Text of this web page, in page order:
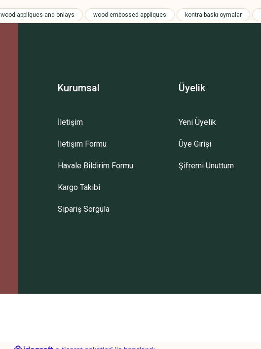
Bu ürüne ilk yorumu siz yapın!
Gönder
wood appliques and onlays wood embossed appliques kontra baskı oymalar
Kurumsal
İletişim
İletişim Formu
Havale Bildirim Formu
Kargo Takibi
Sipariş Sorgula
Üyelik
Yeni Üyelik
Üye Girişi
Şifremi Unuttum